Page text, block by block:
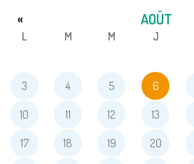
AOÛT
«
L M M J
3 4 5 6
10 11 12 13
17 18 19 20